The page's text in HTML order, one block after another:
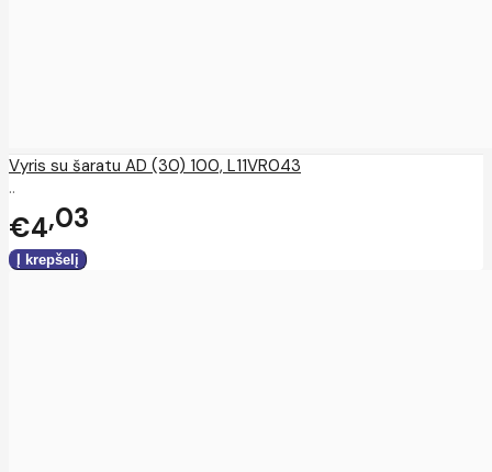
Vyris su šaratu AD (30) 100, L11VR043
..
€4 03